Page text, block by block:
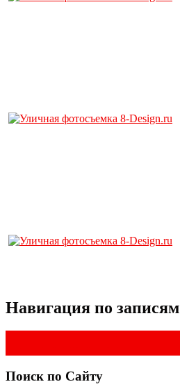
Навигация по записям
Поиск по Сайту